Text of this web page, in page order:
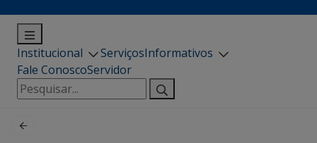
Institucional ServiçosInformativos
Fale ConoscoServidor
Pesquisar
por: